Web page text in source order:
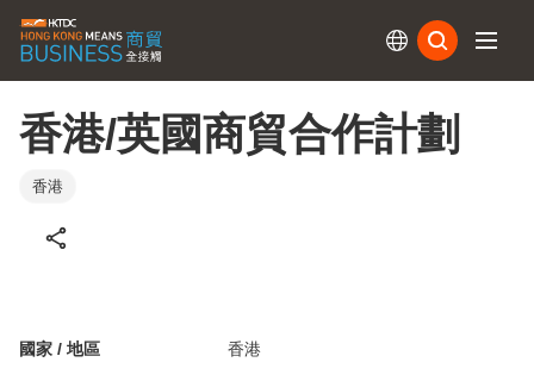
香港/英國商貿合作計劃
香港
國家 / 地區 香港